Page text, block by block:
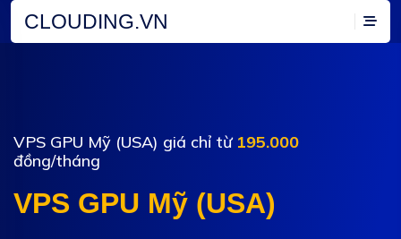
CLOUDING.VN
VPS GPU Mỹ (USA) giá chỉ từ 195.000
đồng/tháng
VPS GPU Mỹ (USA)